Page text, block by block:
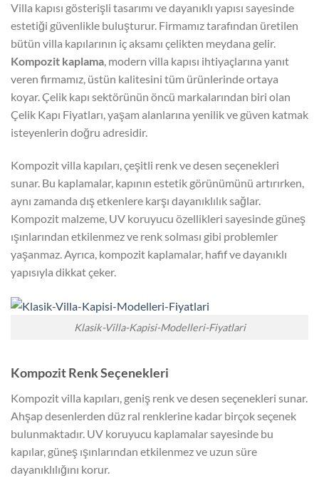
Villa kapısı gösterişli tasarımı ve dayanıklı yapısı sayesinde
estetiği güvenlikle buluşturur. Firmamız tarafından üretilen
bütün villa kapılarının iç aksamı çelikten meydana gelir.
Kompozit kaplama, modern villa kapısı ihtiyaçlarına yanıt
veren firmamız, üstün kalitesini tüm ürünlerinde ortaya
koyar. Çelik kapı sektörünün öncü markalarından biri olan
Çelik Kapı Fiyatları, yaşam alanlarına yenilik ve güven katmak
isteyenlerin doğru adresidir.
Kompozit villa kapıları, çeşitli renk ve desen seçenekleri
sunar. Bu kaplamalar, kapının estetik görünümünü artırırken,
aynı zamanda dış etkenlere karşı dayanıklılık sağlar.
Kompozit malzeme, UV koruyucu özellikleri sayesinde güneş
ışınlarından etkilenmez ve renk solması gibi problemler
yaşanmaz. Ayrıca, kompozit kaplamalar, hafif ve dayanıklı
yapısıyla dikkat çeker.
Klasik-Villa-Kapisi-Modelleri-Fiyatlari
Kompozit Renk Seçenekleri
Kompozit villa kapıları, geniş renk ve desen seçenekleri sunar.
Ahşap desenlerden düz ral renklerine kadar birçok seçenek
bulunmaktadır. UV koruyucu kaplamalar sayesinde bu
kapılar, güneş ışınlarından etkilenmez ve uzun süre
dayanıklılığını korur.